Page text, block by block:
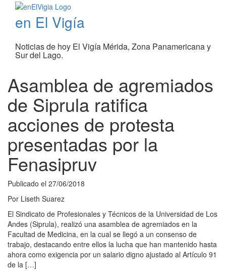
en El Vigía
Noticias de hoy El Vigía Mérida, Zona Panamericana y
Sur del Lago.
Asamblea de agremiados
de Siprula ratifica
acciones de protesta
presentadas por la
Fenasipruv
Publicado el 27/06/2018
Por Liseth Suarez
El Sindicato de Profesionales y Técnicos de la Universidad de Los
Andes (Siprula), realizó una asamblea de agremiados en la
Facultad de Medicina, en la cual se llegó a un consenso de
trabajo, destacando entre ellos la lucha que han mantenido hasta
ahora como exigencia por un salario digno ajustado al Artículo 91
de la […]